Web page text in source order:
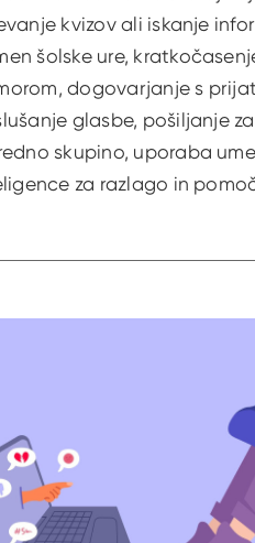
kvizov ali iskanje
šolske ure,
dogovarjanje s
glasbe, pošiljanje
skupino, uporaba
za razlago in